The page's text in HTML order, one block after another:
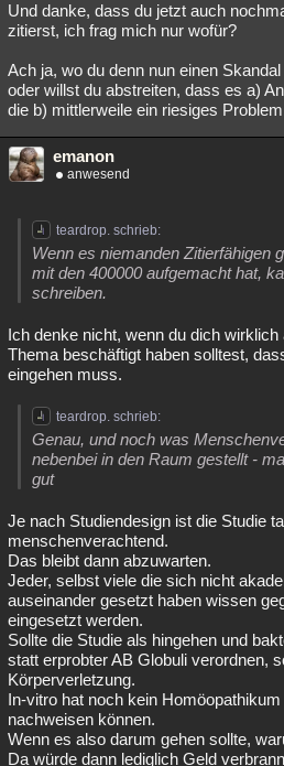
Und danke, dass du jetzt auch
zitierst, ich frag mich nur wofür?
Ach ja, wo du denn nun einen
oder willst du abstreiten, dass es a)
die b) mittlerweile ein riesiges
emanon
anwesend
teardrop. schrieb:
Wenn es niemanden Zitierfähigen
mit den 400000 aufgemacht hat,
schreiben.
Ich denke nicht, wenn du dich
Thema beschäftigt haben solltest,
eingehen muss.
teardrop. schrieb:
Genau, und noch was
nebenbei in den Raum gestellt -
gut
Je nach Studiendesign ist die Studie
menschenverachtend.
Das bleibt dann abzuwarten.
Jeder, selbst viele die sich nicht
auseinander gesetzt haben wissen
eingesetzt werden.
Sollte die Studie als hingehen und
statt erprobter AB Globuli verordnen,
Körperverletzung.
In-vitro hat noch kein
nachweisen können.
Wenn es also darum gehen sollte,
Da würde dann lediglich Geld